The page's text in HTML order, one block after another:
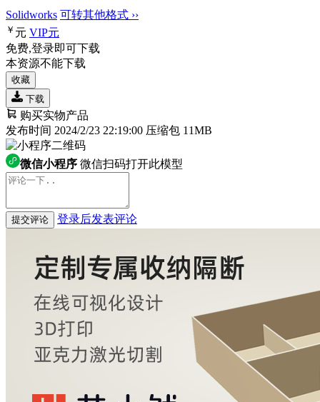
Solidworks 可转其他格式 ››
￥ 元 VIP元
免费,登录即可下载
本资源不能下载
收藏
下载
购买实物产品
发布时间 2024/2/23 22:19:00 压缩包 11MB
微信小程序 微信扫码打开此模型
提交评论 登录后发表评论